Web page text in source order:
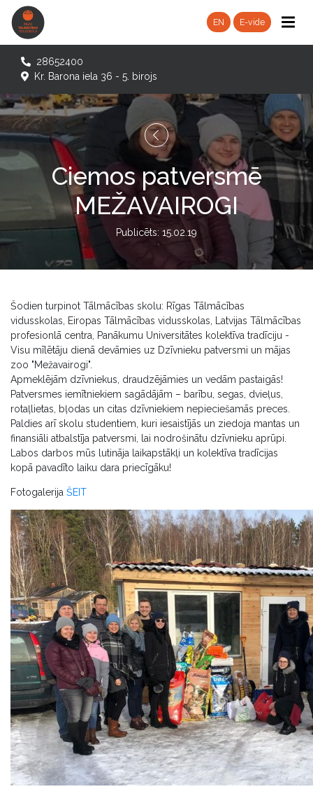
EN E-vide
28652400
Kr. Barona iela 36 - 5. birojs
Ciemos patversmē
MEŽAVAIROGI
Publicēts: 15.02.19
Šodien turpinot Tālmācības skolu: Rīgas Tālmācības
vidusskolas, Eiropas Tālmācības vidusskolas, Latvijas Tālmācības
profesionlā centra, Panākumu Universitātes kolektīva tradīciju -
Visu mīlētāju dienā devāmies uz Dzīvnieku patversmi un mājas
zoo "Mežavairogi".
Apmeklējām dzīvniekus, draudzējāmies un vedām pastaigās!
Patversmes iemītniekiem sagādājām – barību, segas, dvieļus,
rotaļlietas, bļodas un citas dzīvniekiem nepieciešamās preces.
Paldies arī skolu studentiem, kuri iesaistījās un ziedoja mantas un
finansiāli atbalstīja patversmi, lai nodrošinātu dzīvnieku aprūpi.
Labos darbos mūs lutināja laikapstākļi un kolektīva tradīcijas
kopā pavadīto laiku dara priecīgāku!
Fotogalerija ŠEIT